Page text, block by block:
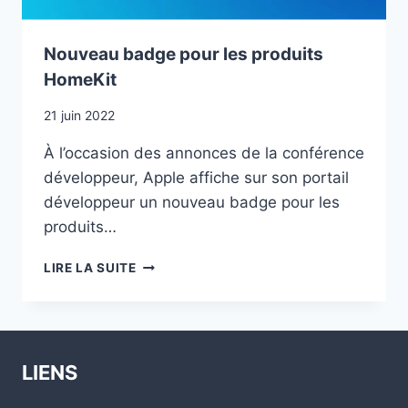
Nouveau badge pour les produits
HomeKit
21 juin 2022
À l’occasion des annonces de la conférence
développeur, Apple affiche sur son portail
développeur un nouveau badge pour les
produits…
LIRE LA SUITENOUVEAU
LIENS